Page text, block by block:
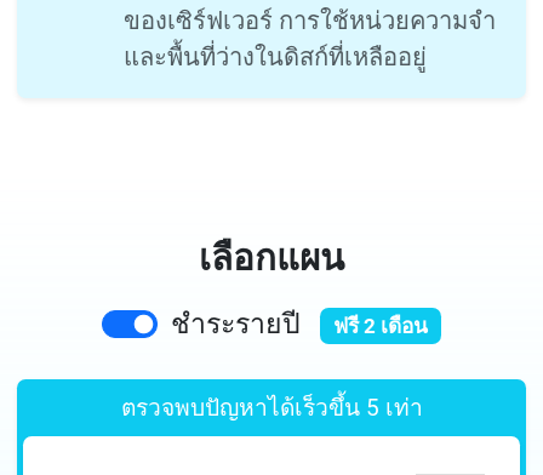
ของเซิร์ฟเวอร์ การใช้หน่วยความจำ
และพื้นที่ว่างในดิสก์ที่เหลืออยู่
เลือกแผน
ชำระรายปี ฟรี 2 เดือน
ตรวจพบปัญหาได้เร็วขึ้น 5 เท่า